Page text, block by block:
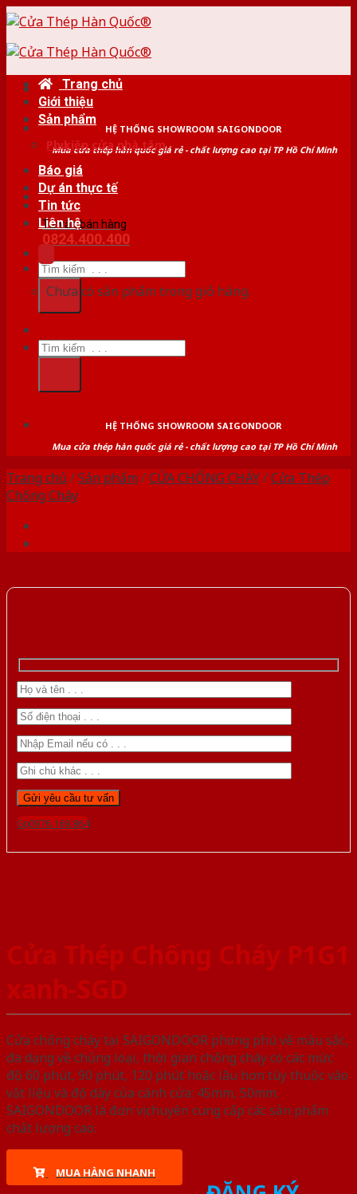
Skip
content
HỆ THỐNG SHOWROOM SAIGONDOOR
Mua cửa thép hàn quốc giá rẻ - chất lượng cao tại TP Hồ Chí Minh
Tư vấn bán hàng
0824.400.400
Tìm
kiếm:
Trang chủ
Giới thiệu
Sản phẩm
Phụ kiện cửa nhà tắm
Báo giá
Dự án thực tế
Tin tức
Liên hệ
Chưa có sản phẩm trong giỏ hàng.
Tìm
kiếm:
HỆ THỐNG SHOWROOM SAIGONDOOR
Mua cửa thép hàn quốc giá rẻ - chất lượng cao tại TP Hồ Chí Minh
Trang chủ /Sản phẩm /CỬA CHỐNG CHÁY/Cửa Thép
Chống Cháy
Gọi 0976.169.864
Cửa Thép Chống Cháy P1G1
xanh-SGD
Cửa chống cháy tại SAIGONDOOR phong phú về màu sắc,
đa dạng về chủng loại, thời gian chống cháy có các mức
độ 60 phút, 90 phút, 120 phút hoặc lâu hơn tùy thuộc vào
vật liệu và độ dày của cánh cửa: 45mm, 50mm.
SAIGONDOOR là đơn vị chuyên cung cấp các sản phẩm
chất lượng cao.
MUA HÀNG NHANH